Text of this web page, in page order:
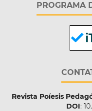
PROGRAMA
Revista Poíesis
DOI: